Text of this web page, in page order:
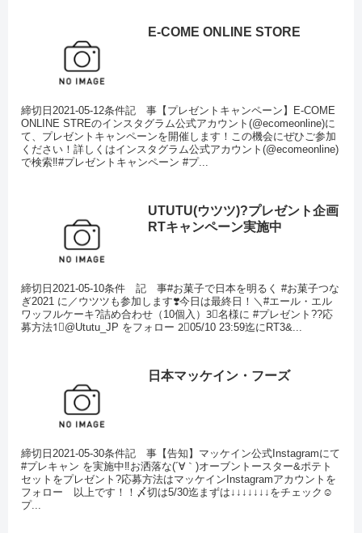
E-COME ONLINE STORE
締切日2021-05-12条件記 事【プレゼントキャンペーン】E-COME
ONLINE STREのインスタグラム公式アカウント(@ecomeonline)に
て、プレゼントキャンペーンを開催します！この機会にぜひご参加
ください！詳しくはインスタグラム公式アカウント(@ecomeonline)
で検索‼️#プレゼントキャンペーン #プ...
UTUTU(ウツツ)?プレゼント企画
RTキャンペーン実施中
締切日2021-05-10条件 記 事#お菓子で日本を明るく #お菓子つな
ぎ2021 に／ウツツも参加します❣️今日は最終日！＼#エール・エル
ワッフルケーキ?詰め合わせ（10個入）3⃣名様に #プレゼント??応
募方法1⃣@Ututu_JP をフォロー 2⃣05/10 23:59迄にRT3&...
日本マッケイン・フーズ
締切日2021-05-30条件記 事【告知】マッケイン公式Instagramにて
#プレキャン を実施中‼️お洒落な(´∀｀)オーブントースター&ポテト
セットをプレゼント?応募方法はマッケインInstagramアカウントを
フォロー 以上です！！〆切は5/30迄まずは↓↓↓↓↓↓↓をチェック☺️
プ...